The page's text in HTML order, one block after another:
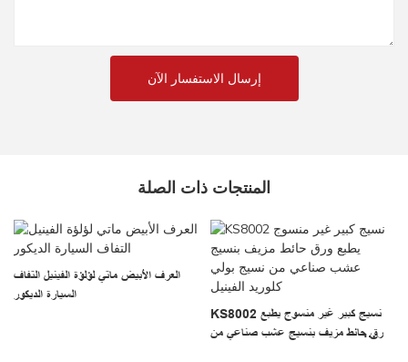
إرسال الاستفسار الآن
المنتجات ذات الصلة
العرف الأبيض ماتي لؤلؤة الفينيل التفاف
السيارة الديكور
KS8002 نسيج كبير غير منسوج يطبع
ورق حائط مزيف بنسيج عشب صناعي من